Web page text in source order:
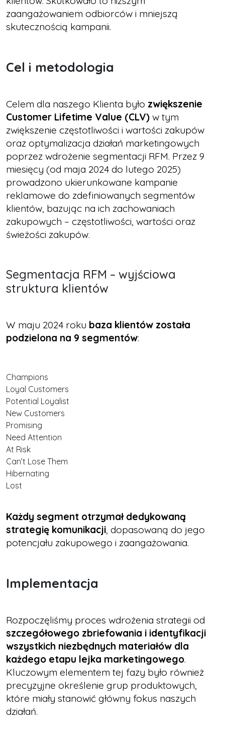
zaangażowaniem odbiorców i mniejszą
skutecznością kampanii.
Cel i metodologia
Celem dla naszego Klienta było zwiększenie
Customer Lifetime Value (CLV) w tym
zwiększenie częstotliwości i wartości zakupów
oraz optymalizacja działań marketingowych
poprzez wdrożenie segmentacji RFM. Przez 9
miesięcy (od maja 2024 do lutego 2025)
prowadzono ukierunkowane kampanie
reklamowe do zdefiniowanych segmentów
klientów, bazując na ich zachowaniach
zakupowych – częstotliwości, wartości oraz
świeżości zakupów.
Segmentacja RFM – wyjściowa
struktura klientów
W maju 2024 roku baza klientów została
podzielona na 9 segmentów:
Champions
Loyal Customers
Potential Loyalist
New Customers
Promising
Need Attention
At Risk
Can’t Lose Them
Hibernating
Lost
Każdy segment otrzymał dedykowaną
strategię komunikacji , dopasowaną do jego
potencjału zakupowego i zaangażowania.
Implementacja
Rozpoczęliśmy proces wdrożenia strategii od
szczegółowego zbriefowania i identyfikacji
wszystkich niezbędnych materiałów dla
każdego etapu lejka marketingowego.
Kluczowym elementem tej fazy było również
precyzyjne określenie grup produktowych,
które miały stanowić główny fokus naszych
działań.